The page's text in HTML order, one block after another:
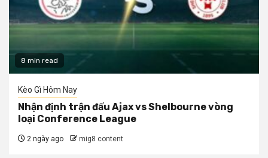
8 min read
Kèo Gì Hôm Nay
Nhận định trận đấu Ajax vs Shelbourne vòng
loại Conference League
2 ngày ago mig8 content